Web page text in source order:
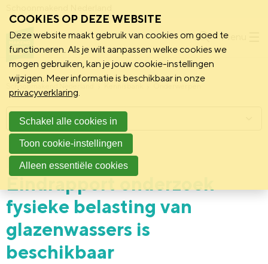
Menu
Schoonmakend Nederland
Nieuws 22 december 2023
Eindrapport onderzoek
fysieke belasting van
glazenwassers is
beschikbaar
Menu
COOKIES OP DEZE WEBSITE
Deze website maakt gebruik van cookies om goed te
functioneren. Als je wilt aanpassen welke cookies we
mogen gebruiken, kan je jouw cookie-instellingen
wijzigen. Meer informatie is beschikbaar in onze
privacyverklaring.
Schakel alle cookies in
Toon cookie-instellingen
Alleen essentiële cookies